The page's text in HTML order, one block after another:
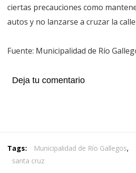
ciertas precauciones como
autos y no lanzarse a cruzar la
Fuente: Municipalidad de Río
Deja tu comentario
Tags: Municipalidad de Río Gallegos,
santa cruz